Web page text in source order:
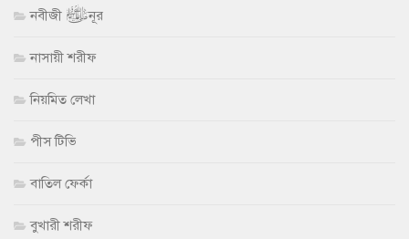
নবীজী ﷺ নূর
নাসায়ী শরীফ
নিয়মিত লেখা
পীস টিভি
বাতিল ফের্কা
বুখারী শরীফ